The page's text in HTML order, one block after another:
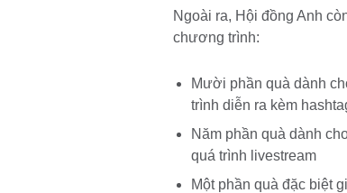
Ngoài ra, Hội đồng Anh
chương trình:
Mười phần quà dành
trình diễn ra kèm
Năm phần quà dành
quá trình livestream
Một phần quà đặc biệt